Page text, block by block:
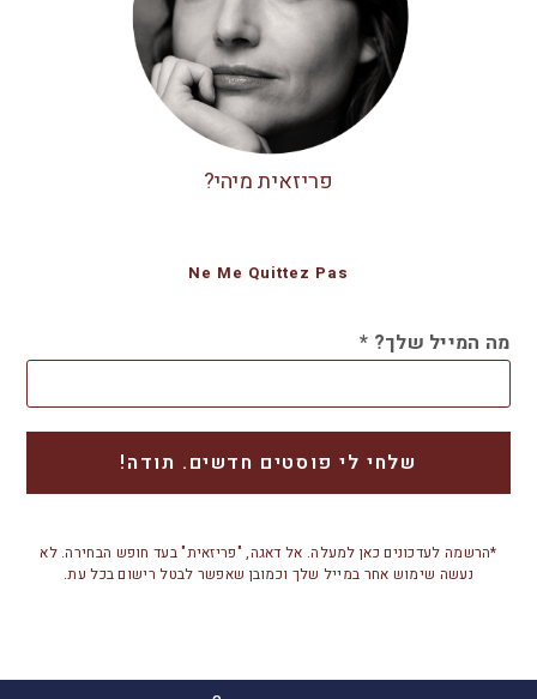
פריזאית מיהי?
Ne Me Quittez Pas
מה המייל שלך? *
*הרשמה לעדכונים כאן למעלה. אל דאגה, "פריזאית" בעד חופש הבחירה. לא
נעשה שימוש אחר במייל שלך וכמובן שאפשר לבטל רישום בכל עת.